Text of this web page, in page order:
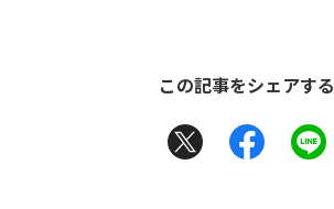
この記事をシェアする